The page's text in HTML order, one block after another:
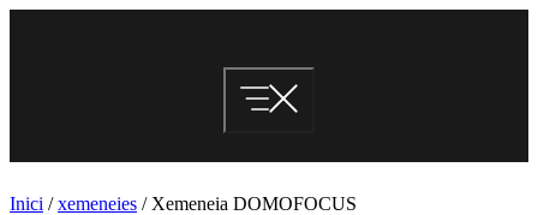
Inici /xemeneies / Xemeneia DOMOFOCUS